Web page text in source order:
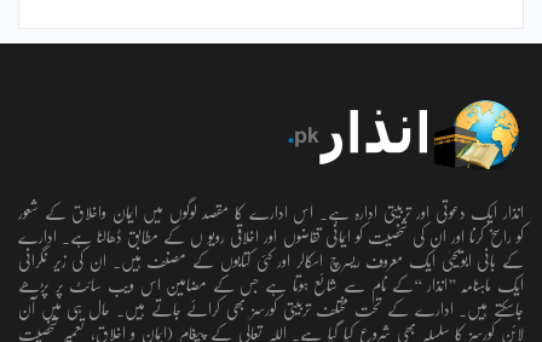
انذار ایک دعوتی اور تربیتی ادارہ ہے۔ اس ادارے کا مقصد لوگوں میں ایمان واخلاق کے شعور
کو راسخ کرنا اور ان کی شخصیت کو ایمانی تقاضوں اور اخلاقی رویو ں کے مطابق ڈھالنا ہے۔ ادارے
کے بانی ابویحییٰ ایک معروف ریسرچ اسکالر اور کئی کتابوں کے مصنف ہیں۔ ان کی زیر نگرانی
ایک ماہنامہ ’’انذار ‘‘کے نام سے شائع ہوتا ہے جس کے مضامین اس ویب سائٹ پر پڑھے
جاسکتے ہیں۔ ادارے کے تحت مختلف تربیتی کورسز بھی کرائے جاتے ہیں۔ حال ہی میں آن
لائن کورسز کا سلسلہ بھی شروع کیا گیا ہے۔ اللہ تعالٰی کے پیغام (ایمان و اخلاق، تعمیرِ شخصیت